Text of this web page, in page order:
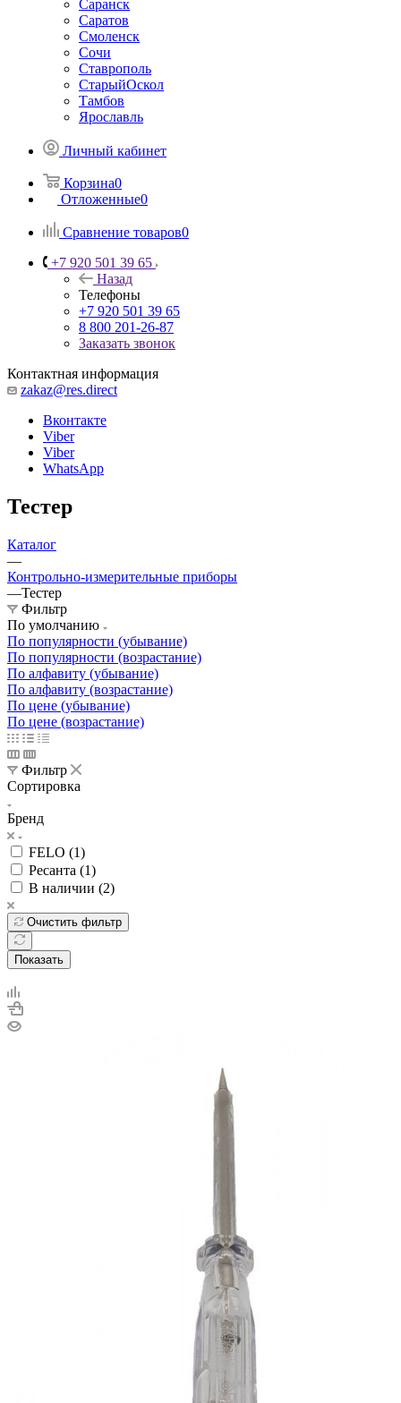
Саранск
Саратов
Смоленск
Сочи
Ставрополь
СтарыйОскол
Тамбов
Ярославль
Личный кабинет
Корзина0
Отложенные0
Сравнение товаров0
+7 920 501 39 65
Назад
Телефоны
+7 920 501 39 65
8 800 201-26-87
Заказать звонок
Контактная информация
zakaz@res.direct
Вконтакте
Viber
Viber
WhatsApp
Тестер
Каталог
—
Контрольно-измерительные приборы
—Тестер
Фильтр
По умолчанию
По популярности (убывание)
По популярности (возрастание)
По алфавиту (убывание)
По алфавиту (возрастание)
По цене (убывание)
По цене (возрастание)
Фильтр
Сортировка
Бренд
FELO (1)
Ресанта (1)
В наличии (2)
Очистить фильтр
Показать